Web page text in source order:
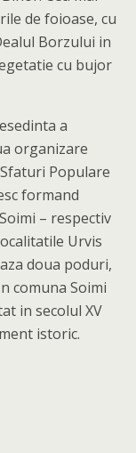
de foioase, cu
Borzului in
cu bujor
a
organizare
Populare
formand
– respectiv
Urvis
doua poduri,
comuna Soimi
in secolul XV
istoric.